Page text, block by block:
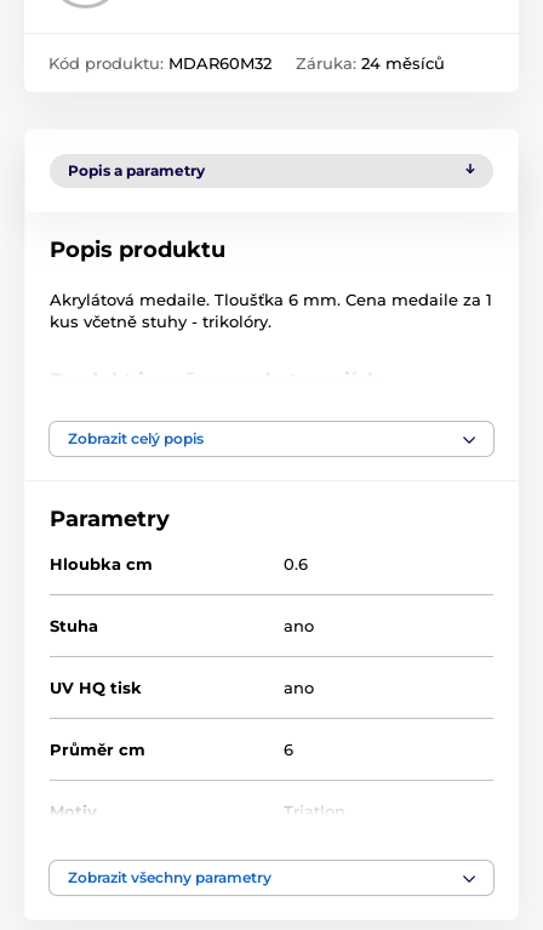
Kód produktu: MDAR60M32 Záruka: 24 měsíců
Popis a parametry
Popis produktu
Akrylátová medaile. Tloušťka 6 mm. Cena medaile za 1
kus včetně stuhy - trikolóry.
Produkt je zařazen v kategoriích
Akrylátové medaile
Zobrazit celý popis
Parametry
Hloubka cm 0.6
Stuha ano
UV HQ tisk ano
Průměr cm 6
Motiv Triatlon
Typ ocenění
Zobrazit všechny parametry